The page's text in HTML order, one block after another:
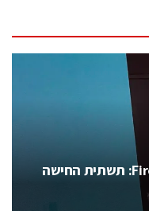
מטלפונים חכמים ועד לווייני FireSat: תשתית החישה